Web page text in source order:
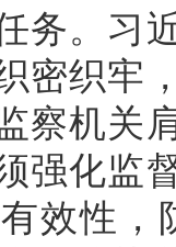
务。习
密织牢
察机关
强化监
效性，